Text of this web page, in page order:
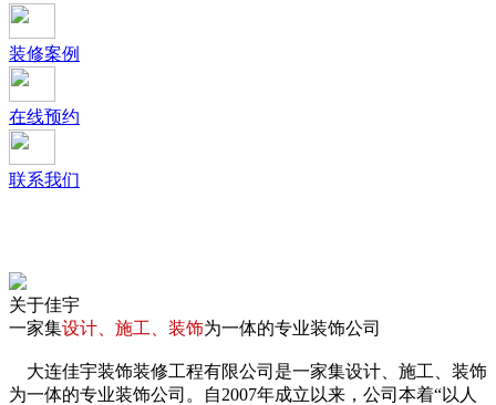
装修案例
在线预约
联系我们
关于佳宇
一家集设计、施工、装饰为一体的专业装饰公司
大连佳宇装饰装修工程有限公司 是一家集设计、施工、装饰
为一体的专业装饰公司。自2007年成立以来，公司本着“以人